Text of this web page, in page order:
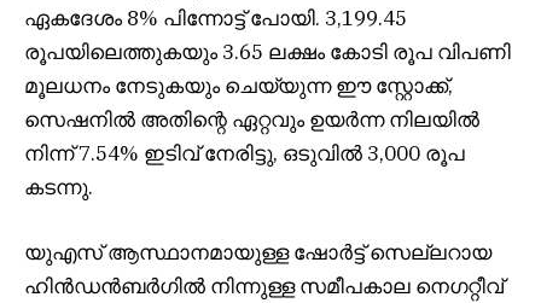
ഏകദേശം 8% പിന്നോട്ട് പോയി. 3,199.45
രൂപയിലെത്തുകയും 3.65 ലക്ഷം കോടി രൂപ വിപണി
മൂലധനം നേടുകയും ചെയ്യുന്ന ഈ സ്റ്റോക്ക്,
സെഷനിൽ അതിന്റെ ഏറ്റവും ഉയർന്ന നിലയിൽ
നിന്ന് 7.54% ഇടിവ് നേരിട്ടു, ഒടുവിൽ 3,000 രൂപ
കടന്നു.
യുഎസ് ആസ്ഥാനമായുള്ള ഷോർട്ട് സെല്ലറായ
ഹിൻഡൻബർഗിൽ നിന്നുള്ള സമീപകാല നെഗറ്റീവ്